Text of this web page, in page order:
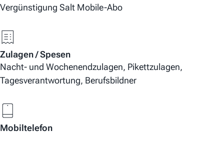
Vergünstigung Salt Mobile-Abo
Zulagen / Spesen
Nacht- und Wochenendzulagen, Pikettzulagen,
Tagesverantwortung, Berufsbildner
Mobiltelefon